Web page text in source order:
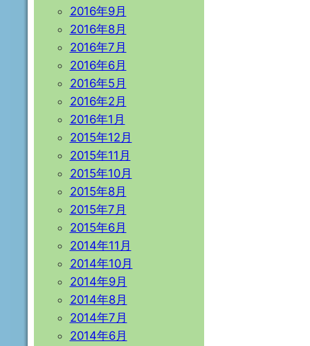
2016年9月
2016年8月
2016年7月
2016年6月
2016年5月
2016年2月
2016年1月
2015年12月
2015年11月
2015年10月
2015年8月
2015年7月
2015年6月
2014年11月
2014年10月
2014年9月
2014年8月
2014年7月
2014年6月